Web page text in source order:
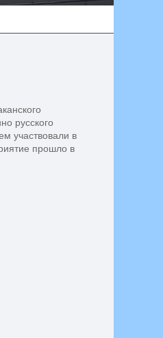
русского
участвовали в
прошло в